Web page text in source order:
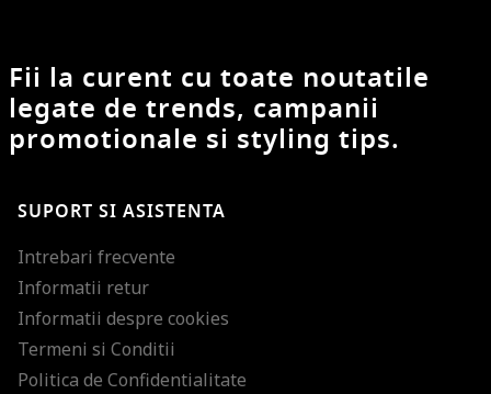
Fii la curent cu toate noutatile
legate de trends, campanii
promotionale si styling tips.
SUPORT SI ASISTENTA
Intrebari frecvente
Informatii retur
Informatii despre cookies
Termeni si Conditii
Politica de Confidentialitate